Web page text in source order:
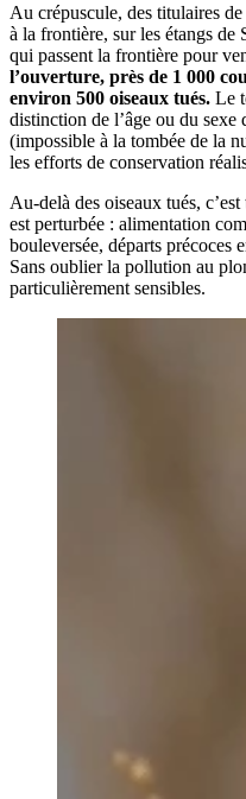
Au crépuscule, des titulaires
à la frontière, sur les étangs
qui passent la frontière pour
l’ouverture, près de 1 000
environ 500 oiseaux tués. Le
distinction de l’âge ou du sexe
(impossible à la tombée de la
les efforts de conservation
Au-delà des oiseaux tués,
est perturbée : alimentation
bouleversée, départs précoces
Sans oublier la pollution au
particulièrement sensibles.